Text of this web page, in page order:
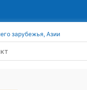
зарубежья, Азии